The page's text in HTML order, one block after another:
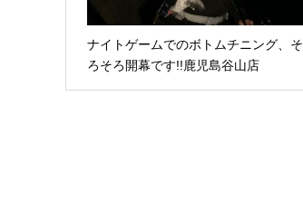
ナイトゲームでのボトムチニング、そ
ろそろ開幕です!!鹿児島谷山店